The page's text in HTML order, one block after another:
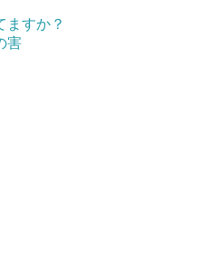
ますか？
害